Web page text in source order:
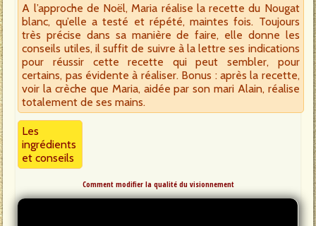
A l’approche de Noël, Maria réalise la recette du Nougat
blanc, qu’elle a testé et répété, maintes fois. Toujours
très précise dans sa manière de faire, elle donne les
conseils utiles, il suffit de suivre à la lettre ses indications
pour réussir cette recette qui peut sembler, pour
certains, pas évidente à réaliser. Bonus : après la recette,
voir la crèche que Maria, aidée par son mari Alain, réalise
totalement de ses mains.
Les
ingrédients
et conseils
Comment modifier la qualité du visionnement